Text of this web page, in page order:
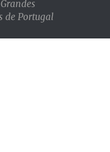
de Portugal